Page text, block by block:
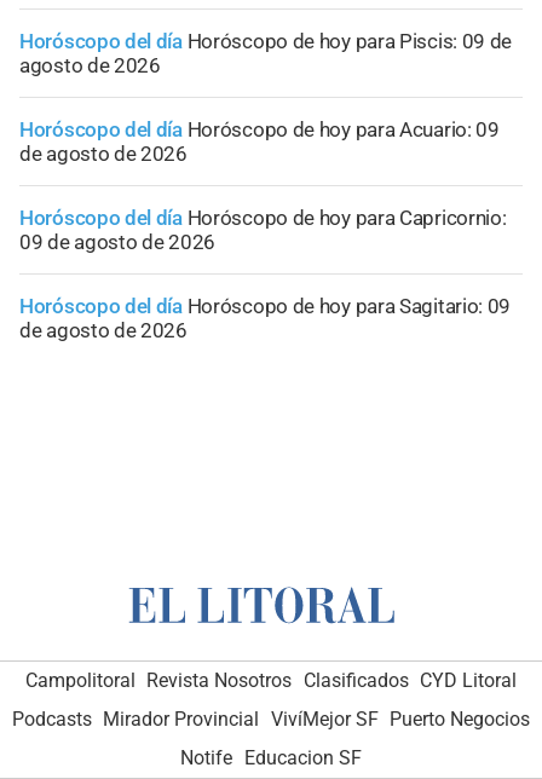
Horóscopo del día Horóscopo de hoy para Piscis: 09 de
agosto de 2026
Horóscopo del día Horóscopo de hoy para Acuario: 09
de agosto de 2026
Horóscopo del día Horóscopo de hoy para Capricornio:
09 de agosto de 2026
Horóscopo del día Horóscopo de hoy para Sagitario: 09
de agosto de 2026
Campolitoral Revista Nosotros Clasificados CYD Litoral
Podcasts Mirador Provincial VivíMejor SF Puerto Negocios
Notife
Educacion SF